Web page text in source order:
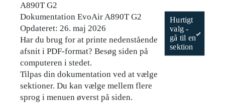
A890T G2
Dokumentation EvoAir A890T G2
Opdateret: 26. maj 2026
Har du brug for at printe nedenstående
afsnit i PDF-format? Besøg siden på
computeren i stedet.
Tilpas din dokumentation ved at vælge
sektioner. Du kan vælge mellem flere
sprog i menuen øverst på siden.
Hurtigt
valg -
gå til en
sektion